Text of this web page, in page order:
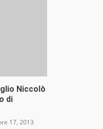
Niccolò
di
17, 2013